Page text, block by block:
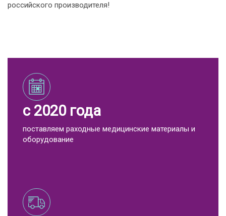
российского производителя!
с 2020 года
поставляем раходные медицинские материалы и
оборудование